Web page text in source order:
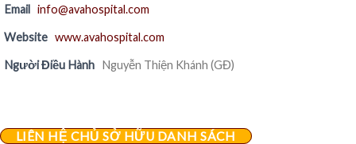
Email info@avahospital.com
Website www.avahospital.com
Người Điều Hành Nguyễn Thiện Khánh (GĐ)
LIÊN HỆ CHỦ SỞ HỮU DANH SÁCH